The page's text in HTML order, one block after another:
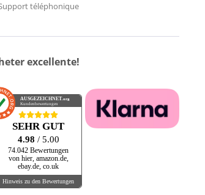
téléphonique
excellente!
AUSGEZEICHNET.org
Kundenbewertungen
SEHR GUT
4.98 / 5.00
74.042 Bewertungen
von hier, amazon.de,
ebay.de, co.uk
Hinweis zu den Bewertungen